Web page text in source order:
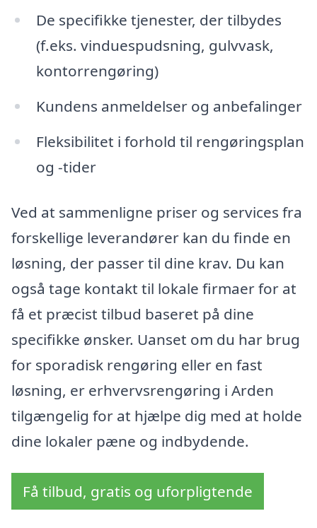
De specifikke tjenester, der tilbydes
(f.eks. vinduespudsning, gulvvask,
kontorrengøring)
Kundens anmeldelser og anbefalinger
Fleksibilitet i forhold til rengøringsplan
og -tider
Ved at sammenligne priser og services fra
forskellige leverandører kan du finde en
løsning, der passer til dine krav. Du kan
også tage kontakt til lokale firmaer for at
få et præcist tilbud baseret på dine
specifikke ønsker. Uanset om du har brug
for sporadisk rengøring eller en fast
løsning, er erhvervsrengøring i Arden
tilgængelig for at hjælpe dig med at holde
dine lokaler pæne og indbydende.
Få tilbud, gratis og uforpligtende